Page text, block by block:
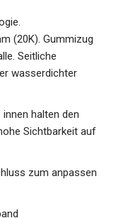
(20K). Gummizug
Seitliche
wasserdichter
halten den
Sichtbarkeit auf
zum anpassen